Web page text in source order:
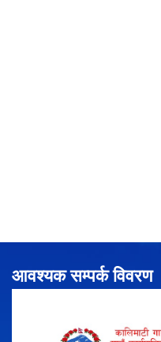
आवश्यक सम्पर्क विवरण